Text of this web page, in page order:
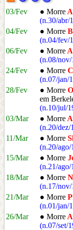
03/Fev ● Morre
(n.30/abr/
04/Fev
● Morre
(n.04/fev/
06/Fev
● Morre
(n.08/nov/
24/Fev
● Morre
(n.07/jan/
28/Fev
● Morre
em
(n.10/jul/
03/Mar
● Morre
(n.20/dez/
11/Mar
● Morre
(n.20/ago/
15/Mar
● Morre
(n.21/ago/
18/Mar
● Morre
(n.17/nov/
21/Mar
● Morre
(n.01/jan/
26/Mar
● Morre
(n.07/set/